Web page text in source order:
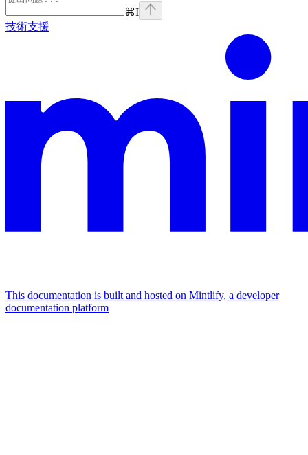
⌘I
技術支援
This documentation is built and hosted on Mintlify, a developer
documentation platform